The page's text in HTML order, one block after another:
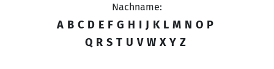
Nachname:
A B C D E F G H I J K L M N O P
Q R S T U V W X Y Z